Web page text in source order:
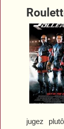
jugez